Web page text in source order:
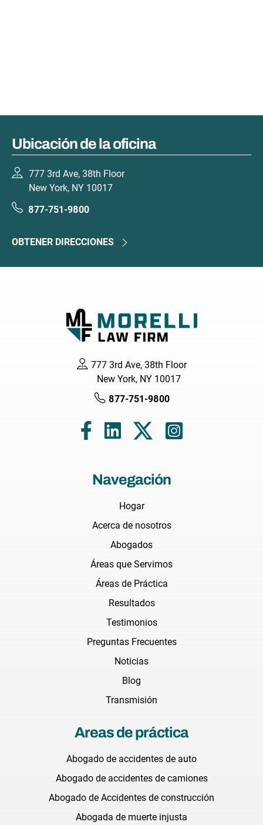
Ubicación de la oficina
777 3rd Ave, 38th Floor
New York, NY 10017
877-751-9800
OBTENER DIRECCIONES
777 3rd Ave, 38th Floor
New York, NY 10017
877-751-9800
Navegación
Hogar
Acerca de nosotros
Abogados
Áreas que Servimos
Áreas de Práctica
Resultados
Testimonios
Preguntas Frecuentes
Noticias
Blog
Transmisión
Areas de práctica
Abogado de accidentes de auto
Abogado de accidentes de camiones
Abogado de Accidentes de construcción
Abogada de muerte injusta